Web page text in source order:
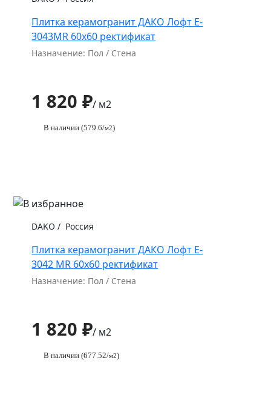
Плитка керамогранит ДАКО Лофт E-
3043MR 60x60 ректификат
Назначение: Пол / Стена
1 820 ₽/ м2
В наличии (579.6/м2)
DAKO / Россия
Плитка керамогранит ДАКО Лофт E-
3042 MR 60x60 ректификат
Назначение: Пол / Стена
1 820 ₽/ м2
В наличии (677.52/м2)